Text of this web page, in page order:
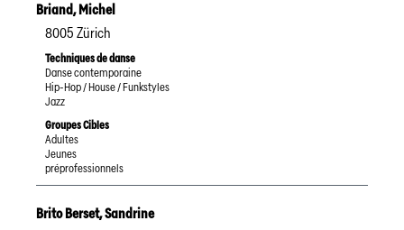
Briand,Michel
8005 Zürich
Techniques de danse
Danse contemporaine
Hip-Hop / House / Funkstyles
Jazz
Groupes Cibles
Adultes
Jeunes
préprofessionnels
Brito Berset,Sandrine